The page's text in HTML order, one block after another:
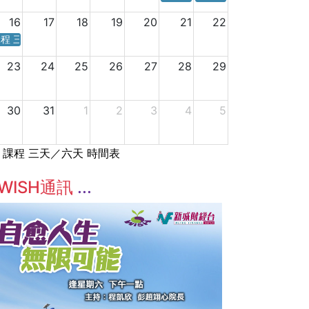
16 17 18 19 20 21 22
三天／六天 時間表
23 24 25 26 27 28 29
30 31 1 2 3 4 5
課程 三天／六天 時間表
通訊